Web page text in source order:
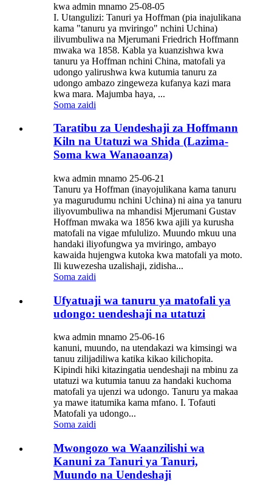
kwa admin mnamo 25-08-05
I. Utangulizi: Tanuri ya Hoffman (pia inajulikana
kama "tanuru ya mviringo" nchini Uchina)
ilivumbuliwa na Mjerumani Friedrich Hoffmann
mwaka wa 1858. Kabla ya kuanzishwa kwa
tanuru ya Hoffman nchini China, matofali ya
udongo yalirushwa kwa kutumia tanuru za
udongo ambazo zingeweza kufanya kazi mara
kwa mara. Majumba haya, ...
Soma zaidi
Taratibu za Uendeshaji za Hoffmann
Kiln na Utatuzi wa Shida (Lazima-
Soma kwa Wanaoanza)
kwa admin mnamo 25-06-21
Tanuru ya Hoffman (inayojulikana kama tanuru
ya magurudumu nchini Uchina) ni aina ya tanuru
iliyovumbuliwa na mhandisi Mjerumani Gustav
Hoffman mwaka wa 1856 kwa ajili ya kurusha
matofali na vigae mfululizo. Muundo mkuu una
handaki iliyofungwa ya mviringo, ambayo
kawaida hujengwa kutoka kwa matofali ya moto.
Ili kuwezesha uzalishaji, zidisha...
Soma zaidi
Ufyatuaji wa tanuru ya matofali ya
udongo: uendeshaji na utatuzi
kwa admin mnamo 25-06-16
kanuni, muundo, na utendakazi wa kimsingi wa
tanuu zilijadiliwa katika kikao kilichopita.
Kipindi hiki kitazingatia uendeshaji na mbinu za
utatuzi wa kutumia tanuu za handaki kuchoma
matofali ya ujenzi wa udongo. Tanuru ya makaa
ya mawe itatumika kama mfano. I. Tofauti
Matofali ya udongo...
Soma zaidi
Mwongozo wa Waanzilishi wa
Kanuni za Tanuri ya Tanuri,
Muundo na Uendeshaji